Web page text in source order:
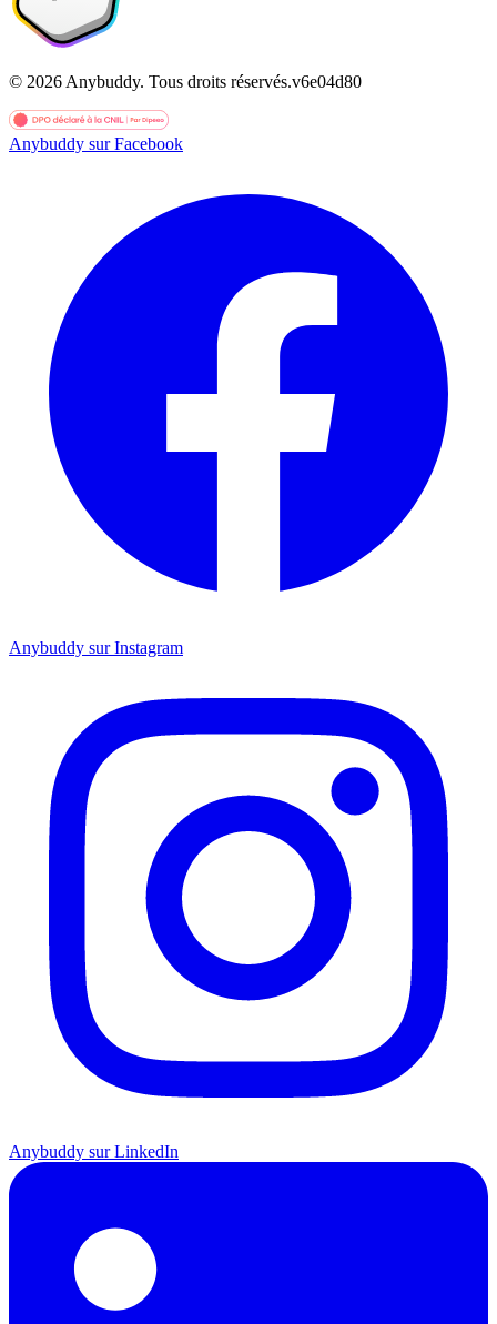
© 2026 Anybuddy. Tous droits réservés.v6e04d80
Anybuddy sur Facebook
Anybuddy sur Instagram
Anybuddy sur LinkedIn